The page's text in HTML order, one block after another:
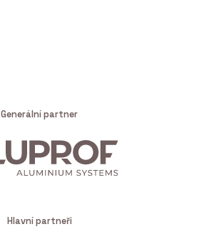
Generální partner
Hlavní partneři